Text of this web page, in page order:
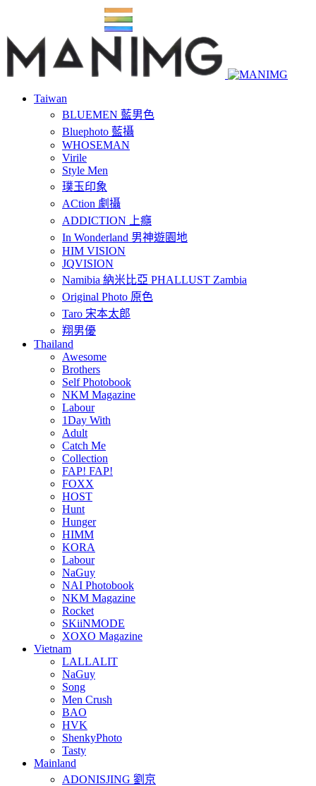
Taiwan
BLUEMEN 藍男色
Bluephoto 藍攝
WHOSEMAN
Virile
Style Men
璞玉印象
ACtion 劇攝
ADDICTION 上癮
In Wonderland 男神遊園地
HIM VISION
JQVISION
Namibia 納米比亞 PHALLUST Zambia
Original Photo 原色
Taro 宋本太郎
翔男優
Thailand
Awesome
Brothers
Self Photobook
NKM Magazine
Labour
1Day With
Adult
Catch Me
Collection
FAP! FAP!
FOXX
HOST
Hunt
Hunger
HIMM
KORA
Labour
NaGuy
NAI Photobook
NKM Magazine
Rocket
SKiiNMODE
XOXO Magazine
Vietnam
LALLALIT
NaGuy
Song
Men Crush
BAO
HVK
ShenkyPhoto
Tasty
Mainland
ADONISJING 劉京